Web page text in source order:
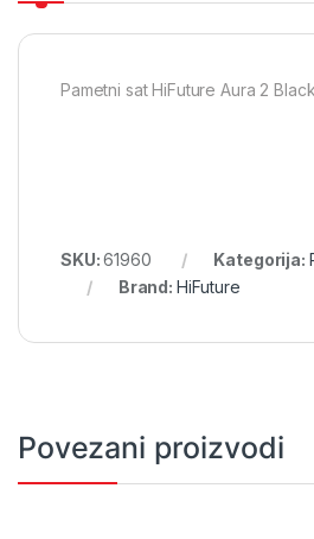
Pametni sat HiFuture Aura 2 Black
SKU:61960 Kategorija:
Brand: HiFuture
Povezani proizvodi